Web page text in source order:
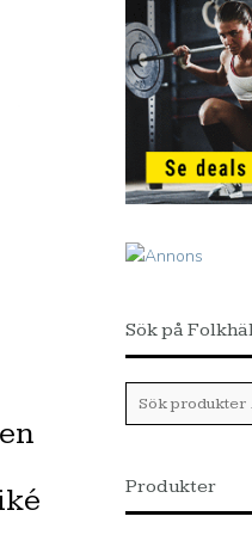
Sök på
Produkter